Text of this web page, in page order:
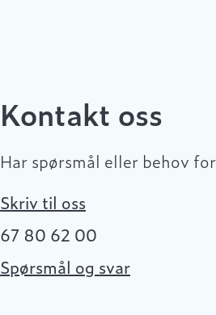
Kontakt oss
Har spørsmål eller behov
Skriv til oss
67 80 62 00
Spørsmål og svar